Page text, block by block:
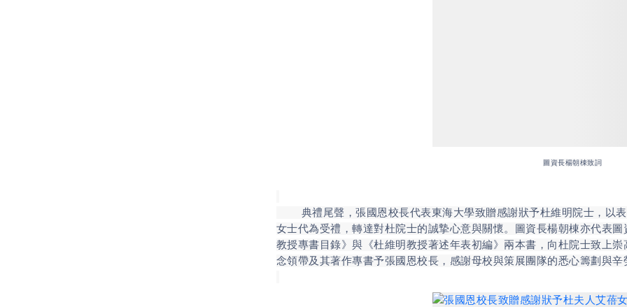
圖資長楊朝棟致詞
典禮尾聲，張國恩校長代表東海大學致贈感謝狀予杜維明院士，以表
女士代為受禮，轉達對杜院士的誠摯心意與關懷。圖資長楊朝棟亦代表
教授專書目錄》與《杜維明教授著述年表初編》兩本書，向杜院士致上
念領帶及其著作專書予張國恩校長，感謝母校與策展團隊的悉心籌劃與